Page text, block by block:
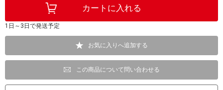
1日～3日で発送予定
お気に入りへ追加する
この商品について問い合わせる